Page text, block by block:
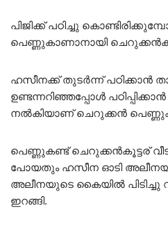
പിജിക്ക് പഠിച്ചു
പെണ്ണുകാണാനായി
ഹസീനക്ക് തുടർന്ന് പഠിക്കാൻ
ഉണ്ടന്നറിഞ്ഞപ്പോൾ
നൽകിയാണ് ചെറുക്കൻ
പെണ്ണുകണ്ട് ചെറുക്കൻകൂട്ടര്
പോയതും ഹസീന ഓടി
അലീനയുടെ കൈയിൽ പിടിച്ചു
ഇറങ്ങി.